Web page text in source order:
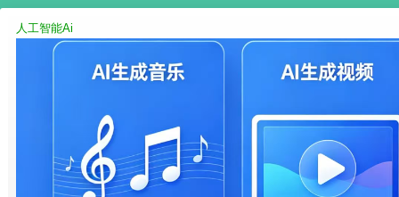
人工智能Ai